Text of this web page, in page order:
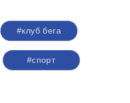
#клуб бега
#спорт